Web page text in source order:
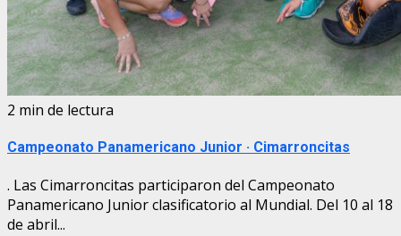
2 min de lectura
Campeonato Panamericano Junior · Cimarroncitas
. Las Cimarroncitas participaron del Campeonato
Panamericano Junior clasificatorio al Mundial. Del 10 al 18
de abril...